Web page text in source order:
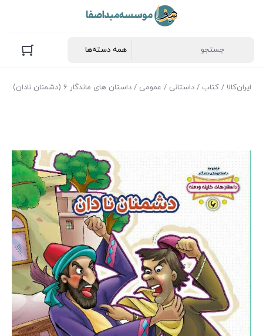
ایران‌کالا / کتاب / داستانی / عمومی / داستان های ماندگار 6 (دشمنان نادان)